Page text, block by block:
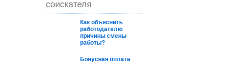
соискателя
Как oбъяснить
рабoтoдателю
причины смены
рабoты?
Бонусная оплата